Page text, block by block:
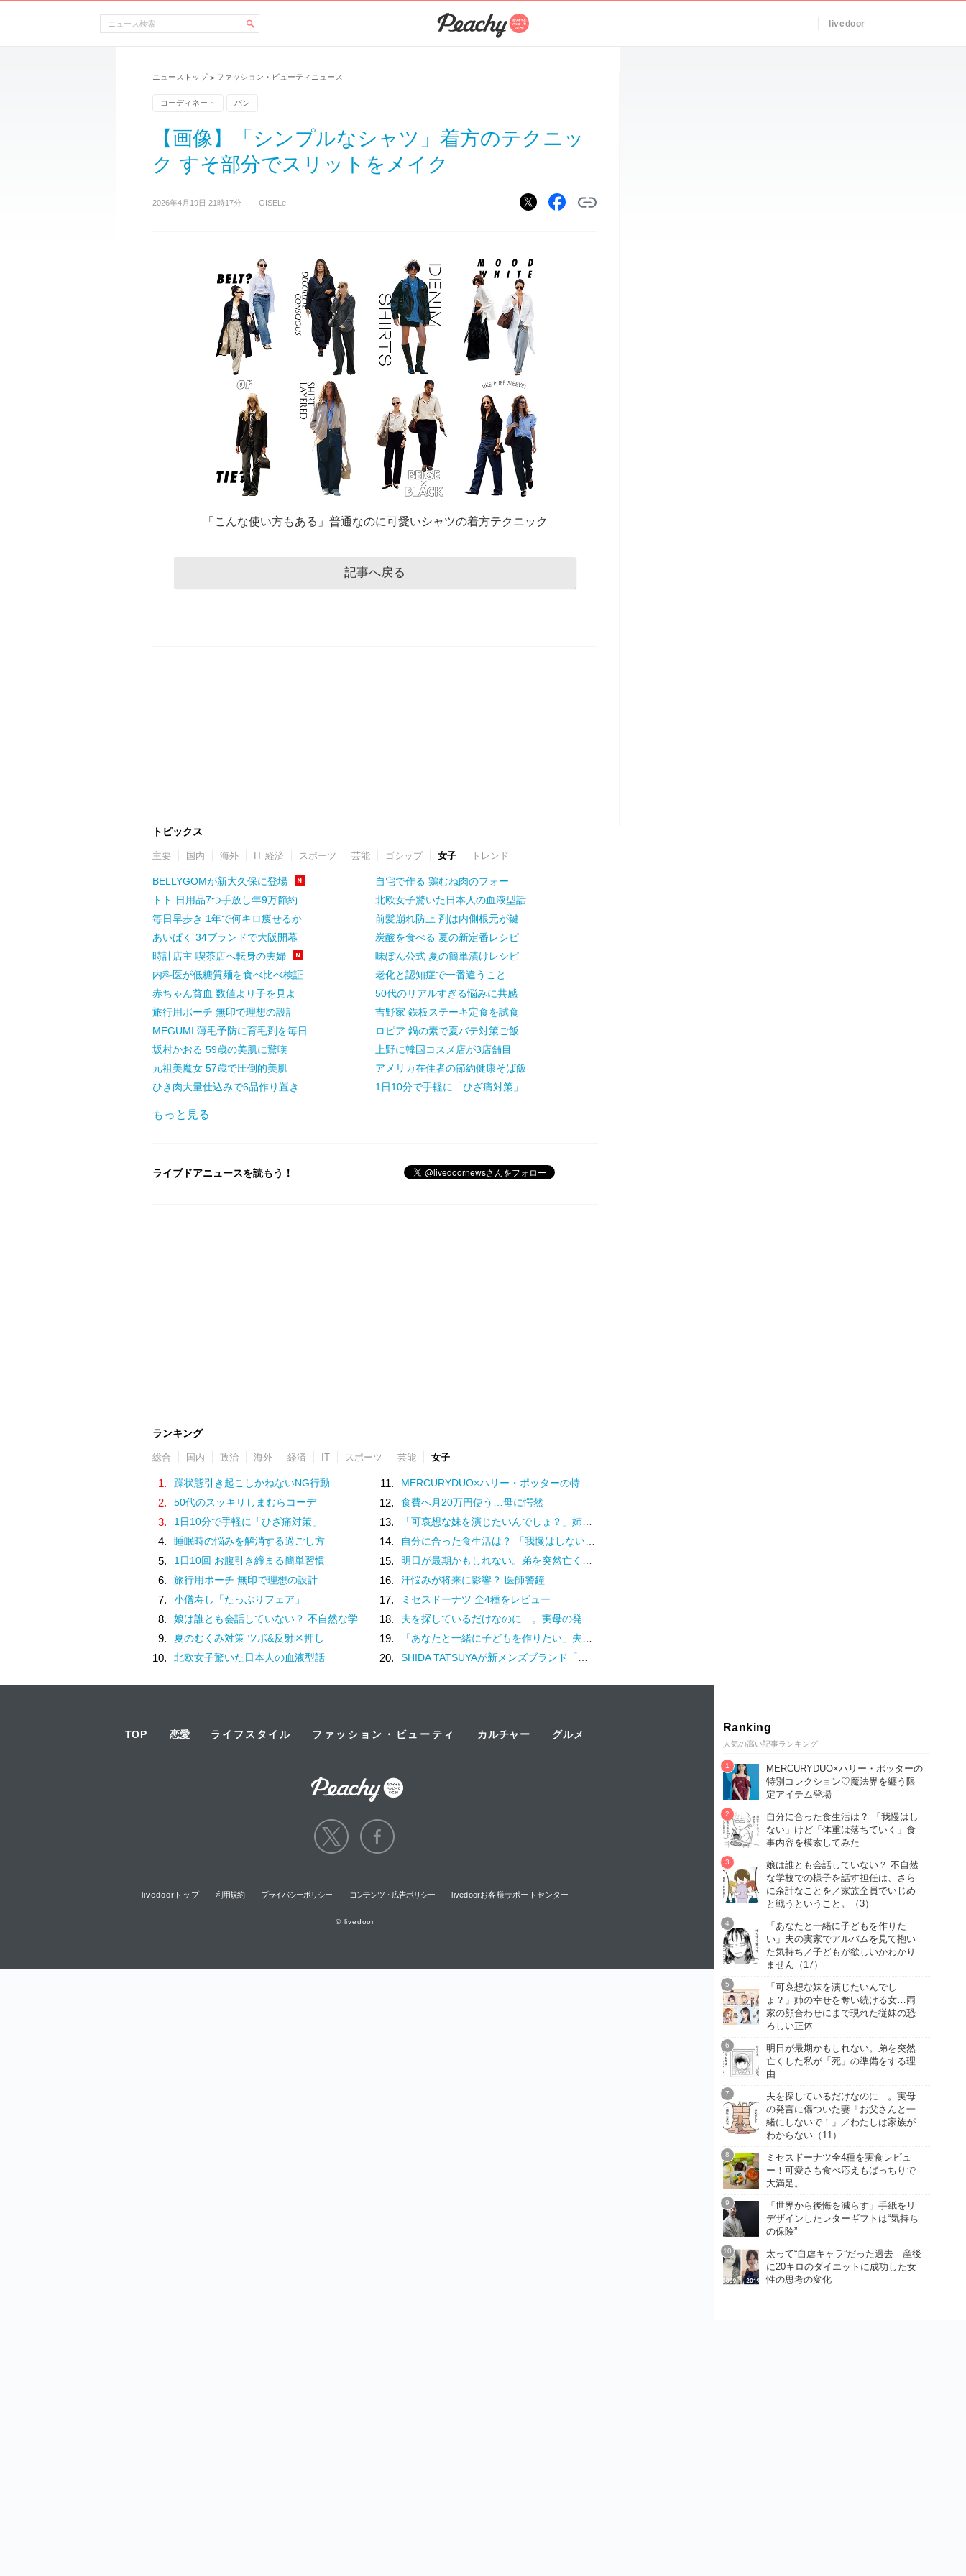
livedoor
ニューストップ > ファッション・ビューティニュース
コーディネート パン
【画像】「シンプルなシャツ」着方のテクニッ
ク すそ部分でスリットをメイク
2026年4月19日 21時17分 GISELe
「こんな使い方もある」普通なのに可愛いシャツの着方テクニック
記事へ戻る
トピックス
主要 国内 海外 IT 経済 スポーツ 芸能 ゴシップ 女子 トレンド
BELLYGOMが新大久保に登場
トト 日用品7つ手放し年9万節約
毎日早歩き 1年で何キロ痩せるか
あいぱく 34ブランドで大阪開幕
時計店主 喫茶店へ転身の夫婦
内科医が低糖質麺を食べ比べ検証
赤ちゃん貧血 数値より子を見よ
旅行用ポーチ 無印で理想の設計
MEGUMI 薄毛予防に育毛剤を毎日
坂村かおる 59歳の美肌に驚嘆
元祖美魔女 57歳で圧倒的美肌
ひき肉大量仕込みで6品作り置き
自宅で作る 鶏むね肉のフォー
北欧女子驚いた日本人の血液型話
前髪崩れ防止 剤は内側根元が鍵
炭酸を食べる 夏の新定番レシピ
味ぽん公式 夏の簡単漬けレシピ
老化と認知症で一番違うこと
50代のリアルすぎる悩みに共感
吉野家 鉄板ステーキ定食を試食
ロピア 鍋の素で夏バテ対策ご飯
上野に韓国コスメ店が3店舗目
アメリカ在住者の節約健康そば飯
1日10分で手軽に「ひざ痛対策」
もっと見る
ライブドアニュースを読もう！
ランキング
総合 国内 政治 海外 経済 IT スポーツ 芸能 女子
1. 躁状態引き起こしかねないNG行動
2. 50代のスッキリしまむらコーデ
3. 1日10分で手軽に「ひざ痛対策」
4. 睡眠時の悩みを解消する過ごし方
5. 1日10回 お腹引き締まる簡単習慣
6. 旅行用ポーチ 無印で理想の設計
7. 小僧寿し「たっぷりフェア」
8. 娘は誰とも会話していない？ 不自然な学校での様子を話す担任は、さらに余計なことを／家族全員でいじめと戦うということ。（3）
9. 夏のむくみ対策 ツボ&反射区押し
10. 北欧女子驚いた日本人の血液型話
11. MERCURYDUO×ハリー・ポッターの特別コレクション♡魔法界を纏う限定アイテム登場
12. 食費へ月20万円使う…母に愕然
13. 「可哀想な妹を演じたいんでしょ？」姉の幸せを奪い続ける女…両家の顔合わせにまで現れた従妹の恐ろしい正体
14. 自分に合った食生活は？ 「我慢はしない」けど「体重は落ちていく」食事内容を模索してみた
15. 明日が最期かもしれない。弟を突然亡くした私が「死」の準備をする理由
16. 汗悩みが将来に影響？ 医師警鐘
17. ミセスドーナツ 全4種をレビュー
18. 夫を探しているだけなのに…。実母の発言に傷ついた妻「お父さんと一緒にしないで！」／わたしは家族がわからない（11）
19. 「あなたと一緒に子どもを作りたい」夫の実家でアルバムを見て抱いた気持ち／子どもが欲しいかわかりません（17）
20. SHIDA TATSUYAが新メンズブランド「ペドロソ」を立ち上げ
Ranking
人気の高い記事ランキング
MERCURYDUO×ハリー・ポッターの
特別コレクション♡魔法界を纏う限
定アイテム登場
自分に合った食生活は？ 「我慢はし
ない」けど「体重は落ちていく」食
事内容を模索してみた
娘は誰とも会話していない？ 不自然
な学校での様子を話す担任は、さら
に余計なことを／家族全員でいじめ
と戦うということ。（3）
「あなたと一緒に子どもを作りた
い」夫の実家でアルバムを見て抱い
た気持ち／子どもが欲しいかわかり
ません（17）
「可哀想な妹を演じたいんでし
ょ？」姉の幸せを奪い続ける女…両
家の顔合わせにまで現れた従妹の恐
ろしい正体
明日が最期かもしれない。弟を突然
亡くした私が「死」の準備をする理
由
夫を探しているだけなのに…。実母
の発言に傷ついた妻「お父さんと一
緒にしないで！」／わたしは家族が
わからない（11）
ミセスドーナツ全4種を実食レビュ
ー！可愛さも食べ応えもばっちりで
大満足。
「世界から後悔を減らす」手紙をリ
デザインしたレターギフトは“気持ち
の保険”
太って“自虐キャラ”だった過去 産後
に20キロのダイエットに成功した女
性の思考の変化
TOP 恋愛 ライフスタイル ファッション・ビューティ カルチャー グルメ
livedoorトップ 利用規約 プライバシーポリシー コンテンツ・広告ポリシー livedoorお客様サポートセンター
© livedoor